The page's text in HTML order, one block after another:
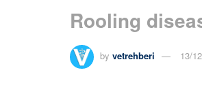
Rooling
by vetrehberi 13/